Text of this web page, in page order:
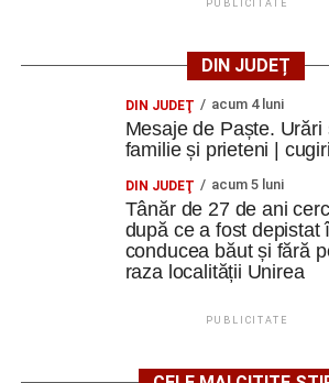
PUBLICITATE
DIN JUDEȚ
DIN JUDEŢ acum 4 luni
Mesaje de Paște. Urări
familie și prieteni |
DIN JUDEŢ acum 5 luni
Tânăr de 27 de ani
după ce a fost depistat
conducea băut și fără
raza localității Unirea
PUBLICITATE